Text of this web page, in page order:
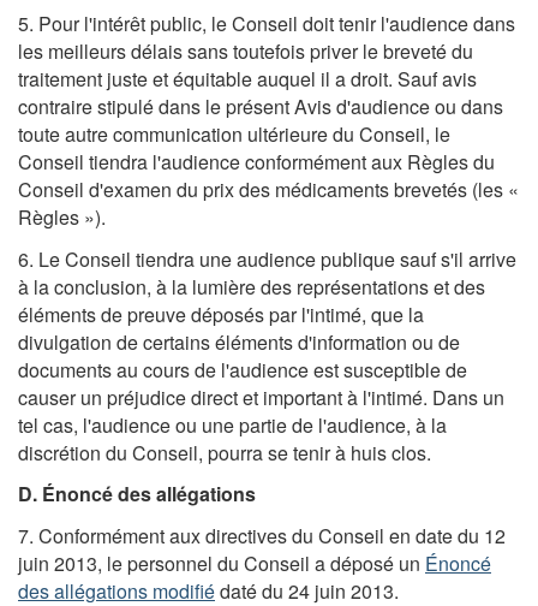
5. Pour l'intérêt public, le Conseil doit tenir l'audience dans
les meilleurs délais sans toutefois priver le breveté du
traitement juste et équitable auquel il a droit. Sauf avis
contraire stipulé dans le présent Avis d'audience ou dans
toute autre communication ultérieure du Conseil, le
Conseil tiendra l'audience conformément aux Règles du
Conseil d'examen du prix des médicaments brevetés (les «
Règles »).
6. Le Conseil tiendra une audience publique sauf s'il arrive
à la conclusion, à la lumière des représentations et des
éléments de preuve déposés par l'intimé, que la
divulgation de certains éléments d'information ou de
documents au cours de l'audience est susceptible de
causer un préjudice direct et important à l'intimé. Dans un
tel cas, l'audience ou une partie de l'audience, à la
discrétion du Conseil, pourra se tenir à huis clos.
D. Énoncé des allégations
7. Conformément aux directives du Conseil en date du 12
juin 2013, le personnel du Conseil a déposé un Énoncé
des allégations modifiédaté du 24 juin 2013.